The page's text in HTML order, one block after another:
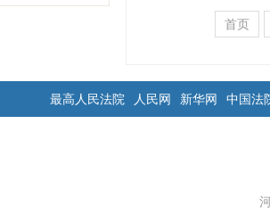
首页
最高人民法院 人民网 新华网 中国法